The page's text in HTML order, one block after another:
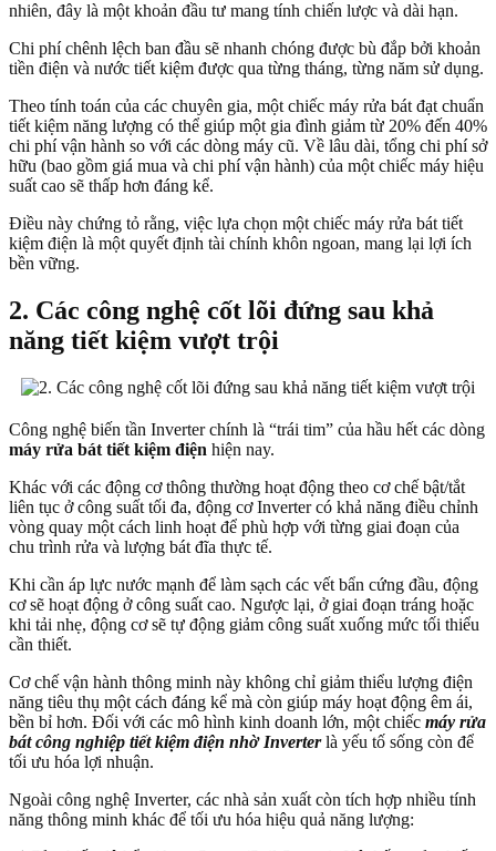
nhiên, đây là một khoản đầu tư mang tính chiến lược và dài hạn.
Chi phí chênh lệch ban đầu sẽ nhanh chóng được bù đắp bởi khoản
tiền điện và nước tiết kiệm được qua từng tháng, từng năm sử dụng.
Theo tính toán của các chuyên gia, một chiếc máy rửa bát đạt chuẩn
tiết kiệm năng lượng có thể giúp một gia đình giảm từ 20% đến 40%
chi phí vận hành so với các dòng máy cũ. Về lâu dài, tổng chi phí sở
hữu (bao gồm giá mua và chi phí vận hành) của một chiếc máy hiệu
suất cao sẽ thấp hơn đáng kể.
Điều này chứng tỏ rằng, việc lựa chọn một chiếc máy rửa bát tiết
kiệm điện là một quyết định tài chính khôn ngoan, mang lại lợi ích
bền vững.
2. Các công nghệ cốt lõi đứng sau khả
năng tiết kiệm vượt trội
Công nghệ biến tần Inverter chính là “trái tim” của hầu hết các dòng
máy rửa bát tiết kiệm điện hiện nay.
Khác với các động cơ thông thường hoạt động theo cơ chế bật/tắt
liên tục ở công suất tối đa, động cơ Inverter có khả năng điều chỉnh
vòng quay một cách linh hoạt để phù hợp với từng giai đoạn của
chu trình rửa và lượng bát đĩa thực tế.
Khi cần áp lực nước mạnh để làm sạch các vết bẩn cứng đầu, động
cơ sẽ hoạt động ở công suất cao. Ngược lại, ở giai đoạn tráng hoặc
khi tải nhẹ, động cơ sẽ tự động giảm công suất xuống mức tối thiểu
cần thiết.
Cơ chế vận hành thông minh này không chỉ giảm thiểu lượng điện
năng tiêu thụ một cách đáng kể mà còn giúp máy hoạt động êm ái,
bền bỉ hơn. Đối với các mô hình kinh doanh lớn, một chiếc máy rửa
bát công nghiệp tiết kiệm điện nhờ Inverterlà yếu tố sống còn để
tối ưu hóa lợi nhuận.
Ngoài công nghệ Inverter, các nhà sản xuất còn tích hợp nhiều tính
năng thông minh khác để tối ưu hóa hiệu quả năng lượng: